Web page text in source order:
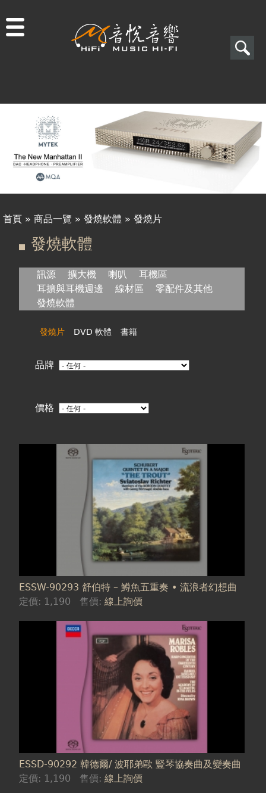
搜
表
單
搜
尋
您
在
首頁 » 商品一覽 » 發燒軟體 » 發燒片
發燒軟體
訊源 擴大機 喇叭
耳機區
耳擴與耳機週邊
線材區
零配件及其他
發燒軟體
發燒片 DVD 軟體 書籍
品牌
價格
ESSW-90293 舒伯特 – 鱒魚五重奏 • 流浪者幻想曲
定價: 1,190 售價:線上詢價
ESSD-90292 韓德爾/ 波耶弟歐 豎琴協奏曲及變奏曲
定價: 1,190 售價:線上詢價